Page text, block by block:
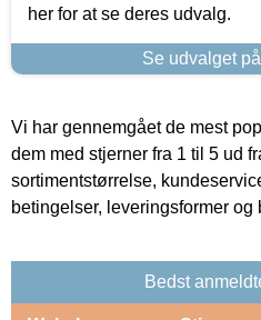
her for at se deres udvalg.
Se udvalget
Vi har gennemgået de mest
dem med stjerner fra 1 til 5 ud
sortimentstørrelse,
betingelser, leveringsformer
Bedst